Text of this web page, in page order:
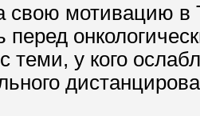
свою мотивацию в
перед
теми, у кого